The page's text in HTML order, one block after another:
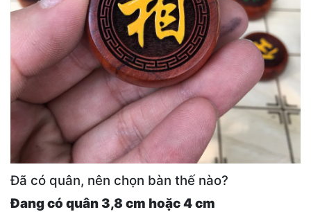
Đã có quân, nên chọn bàn thế nào?
Đang có quân 3,8 cm hoặc 4 cm